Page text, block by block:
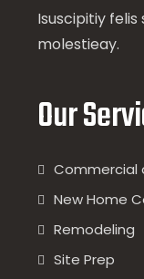
Isuscipitiy
molestieay.
Our
Commercial
New Home
Remodeling
Site Prep